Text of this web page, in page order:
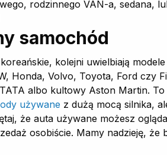
rodzinnego VAN-a, sedana,
samochód
kolejni uwielbiają
Honda, Volvo, Toyota, Ford czy
albo kultowy Aston Martin.
używane z dużą mocą silnika,
że auta używane możesz
osobiście. Mamy nadzieję, że